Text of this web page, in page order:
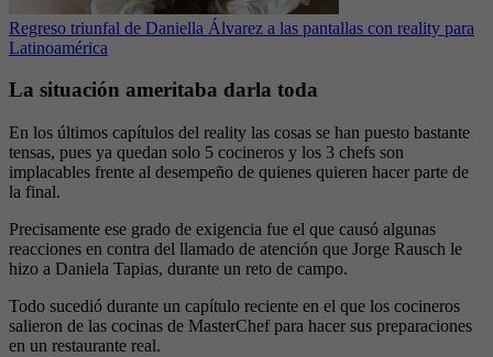
Regreso triunfal de Daniella Álvarez a las pantallas con reality para
Latinoamérica
La situación ameritaba darla toda
En los últimos capítulos del reality las cosas se han puesto bastante
tensas, pues ya quedan solo 5 cocineros y los 3 chefs son
implacables frente al desempeño de quienes quieren hacer parte de
la final.
Precisamente ese grado de exigencia fue el que causó algunas
reacciones en contra del llamado de atención que Jorge Rausch le
hizo a Daniela Tapias, durante un reto de campo.
Todo sucedió durante un capítulo reciente en el que los cocineros
salieron de las cocinas de MasterChef para hacer sus preparaciones
en un restaurante real.